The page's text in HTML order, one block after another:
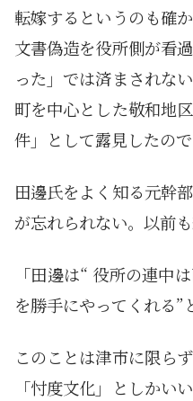
転嫁するというのも確
文書偽造を役所側が看
った」では済まされな
町を中心とした敬和地
件」として露見したので
田邊氏をよく知る元幹
が忘れられない。以前
「田邊は“ 役所の連中
を勝手にやってくれる”
このことは津市に限ら
「忖度文化」としかい